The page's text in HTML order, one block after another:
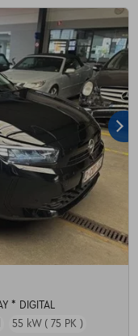
* DIGITAL
55 kW ( 75 PK )